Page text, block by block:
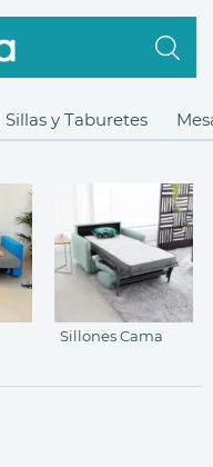
Sillones Cama
Sillas y Taburetes